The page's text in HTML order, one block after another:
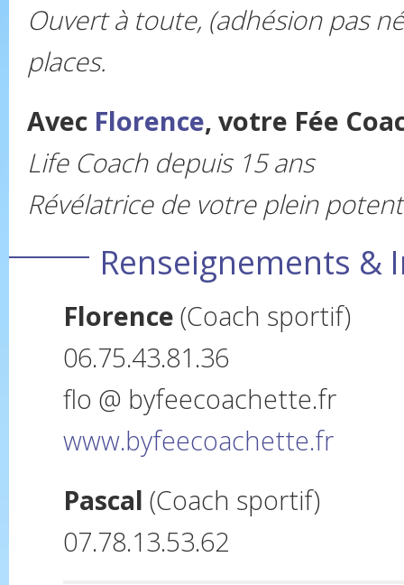
Ouvert à toute, (adhésion pas
places.
Avec Florence, votre Fée
Life Coach depuis 15 ans
Révélatrice de votre plein
Renseignements &
Florence (Coach sportif)
06.75.43.81.36
flo @ byfeecoachette.fr
www.byfeecoachette.fr
Pascal (Coach sportif)
07.78.13.53.62